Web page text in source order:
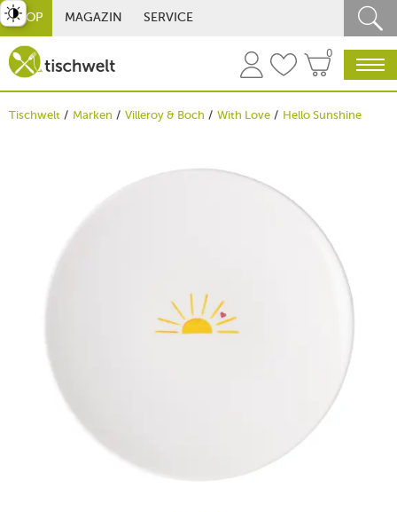
SHOP MAGAZIN SERVICE
0
Tischwelt Marken Villeroy & Boch With Love Hello Sunshine
umschalten